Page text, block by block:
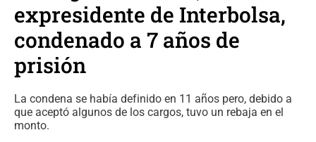
expresidente de Interbolsa,
condenado a 7 años de
prisión
La condena se había definido en 11 años pero, debido a
que aceptó algunos de los cargos, tuvo un rebaja en el
monto.